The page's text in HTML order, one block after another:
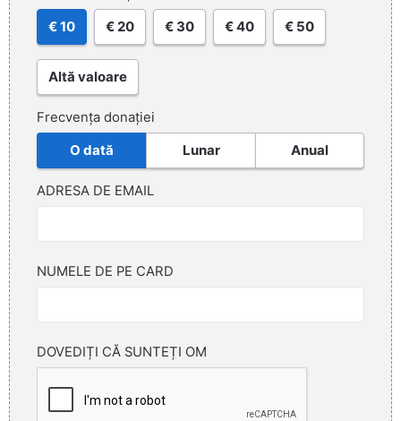
€ 10 € 20 € 30 € 40 € 50
Altă valoare
Frecvența donației
O dată Lunar Anual
ADRESA DE EMAIL
NUMELE DE PE CARD
DOVEDIȚI CĂ SUNTEȚI OM